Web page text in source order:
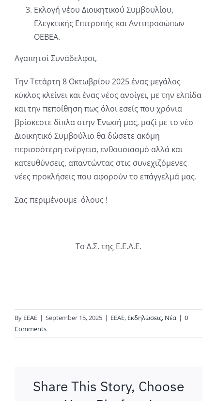
Εκλογή νέου Διοικητικού Συμβουλίου,
Ελεγκτικής Επιτροπής και Αντιπροσώπων
ΟΕΒΕΑ.
Αγαπητοί Συνάδελφοι,
Την Τετάρτη 8 Οκτωβρίου 2025 ένας μεγάλος
κύκλος κλείνει και ένας νέος ανοίγει, με την ελπίδα
και την πεποίθηση πως όλοι εσείς που χρόνια
βρίσκεστε δίπλα στην Ένωσή μας, μαζί με το νέο
Διοικητικό Συμβούλιο θα δώσετε ακόμη
περισσότερη ενέργεια, ενθουσιασμό αλλά και
κατευθύνσεις, απαντώντας στις συνεχιζόμενες
νέες προκλήσεις που αφορούν το επάγγελμά μας.
Σας περιμένουμε όλους !
Το Δ.Σ. της Ε.Ε.Α.Ε.
By ΕΕΑΕ | September 15, 2025 | ΕΕΑΕ, Εκδηλώσεις, Νέα | 0
Comments
Share This Story, Choose